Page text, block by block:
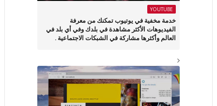
YOUTUBE
خدمة مخفية في يوتيوب تمكنك من معرفة
الفيديوهات الأكثر مشاهدة في بلدك وفي أي بلد في
العالم وأكثرها مشاركة في الشبكات الاجتماعية .